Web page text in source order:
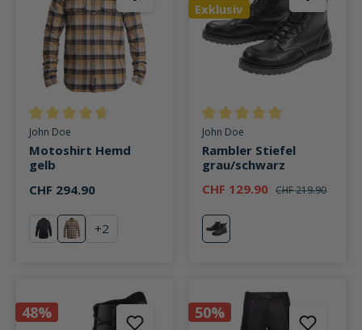
Durchschnittliche Bewertung von 4.6 von 5 Sternen
John Doe
Motoshirt Hemd
gelb
CHF 294.90
schwarz
gelb
+2
Exklusiv
Durchschnittliche Bewertung
John Doe
Rambler Stiefel
grau/schwarz
CHF 129.90 CHF 219.90
grau
48% 50%